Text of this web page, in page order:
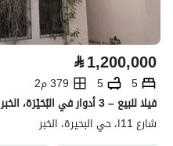
⃁1,200,000
5
5
379 م2
فيلا للبيع – 3 أدوار في البُحَيْرَة، الخبر
شارع 11ا، حي البحيرة، الخبر